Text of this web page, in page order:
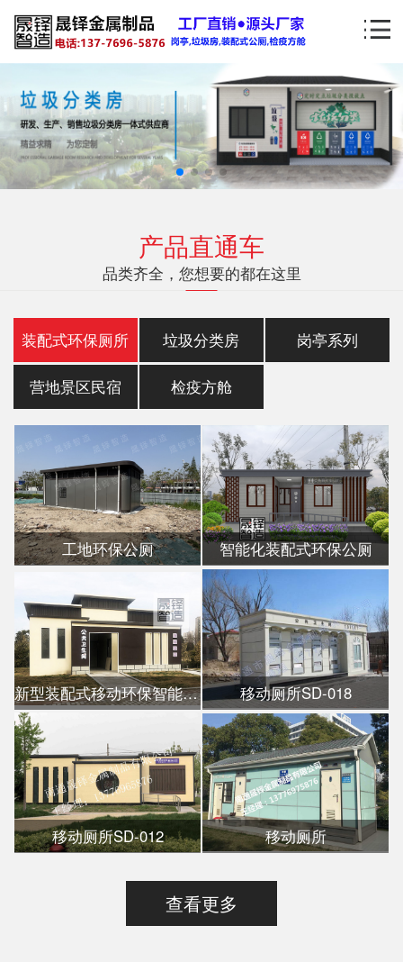
产品直通车
品类齐全，您想要的都在这里
装配式环保厕所 垃圾分类房 岗亭系列
营地景区民宿 检疫方舱
工地环保公厕 智能化装配式环保公厕
新型装配式移动环保智能公厕 移动厕所SD-018
移动厕所SD-012 移动厕所
查看更多